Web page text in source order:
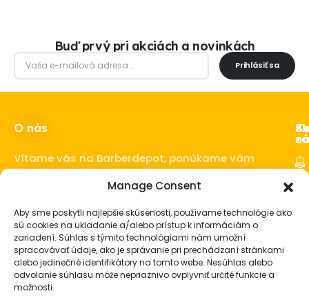
Manage Consent
Aby sme poskytli najlepšie skúsenosti, používame technológie ako
sú cookies na ukladanie a/alebo prístup k informáciám o
zariadení. Súhlas s týmito technológiami nám umožní
spracovávať údaje, ako je správanie pri prechádzaní stránkami
alebo jedinečné identifikátory na tomto webe. Nesúhlas alebo
odvolanie súhlasu môže nepriaznivo ovplyvniť určité funkcie a
možnosti.
Buď prvý pri akciách a novinkách
Prihlásiť sa
O nás
Vítame vás na Barberdepot, ponúkame vám